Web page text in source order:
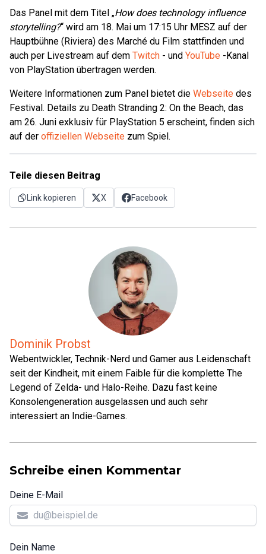
Das Panel mit dem Titel „How does technology influence
storytelling?“ wird am 18. Mai um 17:15 Uhr MESZ auf der
Hauptbühne (Riviera) des Marché du Film stattfinden und
auch per Livestream auf dem Twitch - und YouTube -Kanal
von PlayStation übertragen werden.
Weitere Informationen zum Panel bietet die Webseite des
Festival. Details zu Death Stranding 2: On the Beach, das
am 26. Juni exklusiv für PlayStation 5 erscheint, finden sich
auf der offiziellen Webseite zum Spiel.
Teile diesen Beitrag
Link kopieren X Facebook
Dominik Probst
Webentwickler, Technik-Nerd und Gamer aus Leidenschaft
seit der Kindheit, mit einem Faible für die komplette The
Legend of Zelda- und Halo-Reihe. Dazu fast keine
Konsolengeneration ausgelassen und auch sehr
interessiert an Indie-Games.
Schreibe einen Kommentar
Deine E-Mail
Dein Name